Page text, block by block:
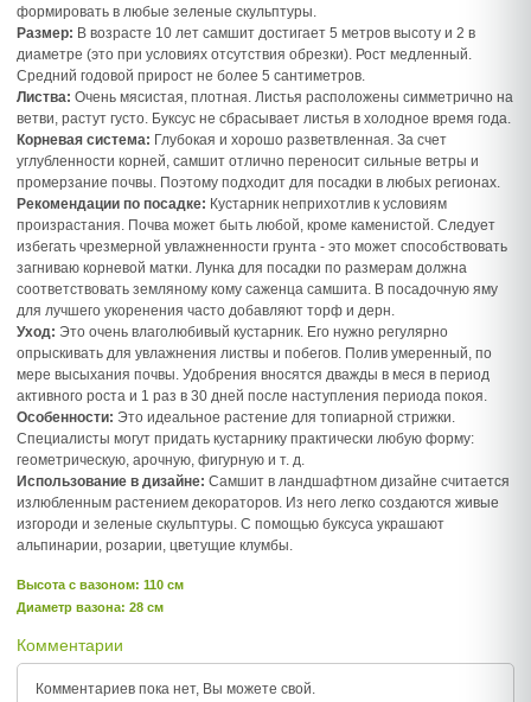
формировать в любые зеленые скульптуры.
Размер: В возрасте 10 лет самшит достигает 5 метров высоту и 2 в
диаметре (это при условиях отсутствия обрезки). Рост медленный.
Средний годовой прирост не более 5 сантиметров.
Листва: Очень мясистая, плотная. Листья расположены симметрично на
ветви, растут густо. Буксус не сбрасывает листья в холодное время года.
Корневая система: Глубокая и хорошо разветвленная. За счет
углубленности корней, самшит отлично переносит сильные ветры и
промерзание почвы. Поэтому подходит для посадки в любых регионах.
Рекомендации по посадке: Кустарник неприхотлив к условиям
произрастания. Почва может быть любой, кроме каменистой. Следует
избегать чрезмерной увлажненности грунта - это может способствовать
загниваю корневой матки. Лунка для посадки по размерам должна
соответствовать земляному кому саженца самшита. В посадочную яму
для лучшего укоренения часто добавляют торф и дерн.
Уход: Это очень влаголюбивый кустарник. Его нужно регулярно
опрыскивать для увлажнения листвы и побегов. Полив умеренный, по
мере высыхания почвы. Удобрения вносятся дважды в меся в период
активного роста и 1 раз в 30 дней после наступления периода покоя.
Особенности: Это идеальное растение для топиарной стрижки.
Специалисты могут придать кустарнику практически любую форму:
геометрическую, арочную, фигурную и т. д.
Использование в дизайне: Самшит в ландшафтном дизайне считается
излюбленным растением декораторов. Из него легко создаются живые
изгороди и зеленые скульптуры. С помощью буксуса украшают
альпинарии, розарии, цветущие клумбы.
Высота c вазоном: 110 см
Диаметр вазона: 28 см
Комментарии
Комментариев пока нет, Вы можете свой.